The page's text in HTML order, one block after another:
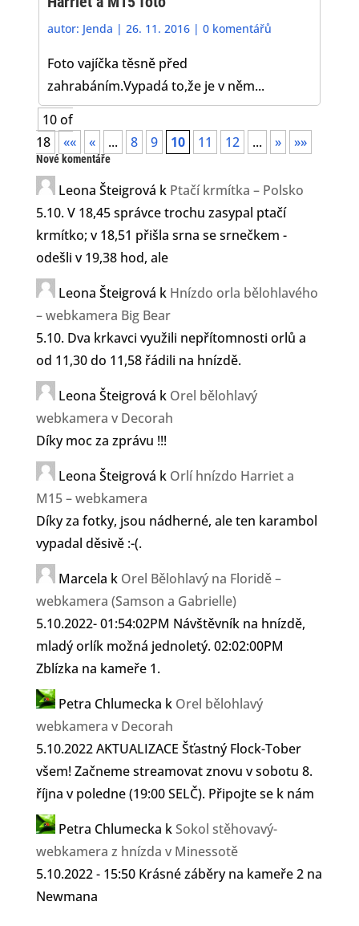
autor: Jenda | 26. 11. 2016 |0 komentářů
Foto vajíčka těsně před
zahrabáním.Vypadá to,že je v něm...
10 of
18
«« « ... 8 9 10 11 12 ... » »»
Nové komentáře
Leona Šteigrová k Ptačí krmítka – Polsko
5.10. V 18,45 správce trochu zasypal ptačí
krmítko; v 18,51 přišla srna se srnečkem -
odešli v 19,38 hod, ale
Leona Šteigrová k Hnízdo orla bělohlavého
– webkamera Big Bear
5.10. Dva krkavci využili nepřítomnosti orlů a
od 11,30 do 11,58 řádili na hnízdě.
Leona Šteigrová k Orel bělohlavý
webkamera v Decorah
Díky moc za zprávu !!!
Leona Šteigrová k Orlí hnízdo Harriet a
M15 – webkamera
Díky za fotky, jsou nádherné, ale ten karambol
vypadal děsivě :-(.
Marcela k Orel Bělohlavý na Floridě –
webkamera (Samson a Gabrielle)
5.10.2022- 01:54:02PM Návštěvník na hnízdě,
mladý orlík možná jednoletý. 02:02:00PM
Zblízka na kameře 1.
Petra Chlumecka k Orel bělohlavý
webkamera v Decorah
5.10.2022 AKTUALIZACE Šťastný Flock-Tober
všem! Začneme streamovat znovu v sobotu 8.
října v poledne (19:00 SELČ). Připojte se k nám
Petra Chlumecka kSokol stěhovavý-
webkamera z hnízda v Minessotě
5.10.2022 - 15:50 Krásné záběry na kameře 2 na
Newmana